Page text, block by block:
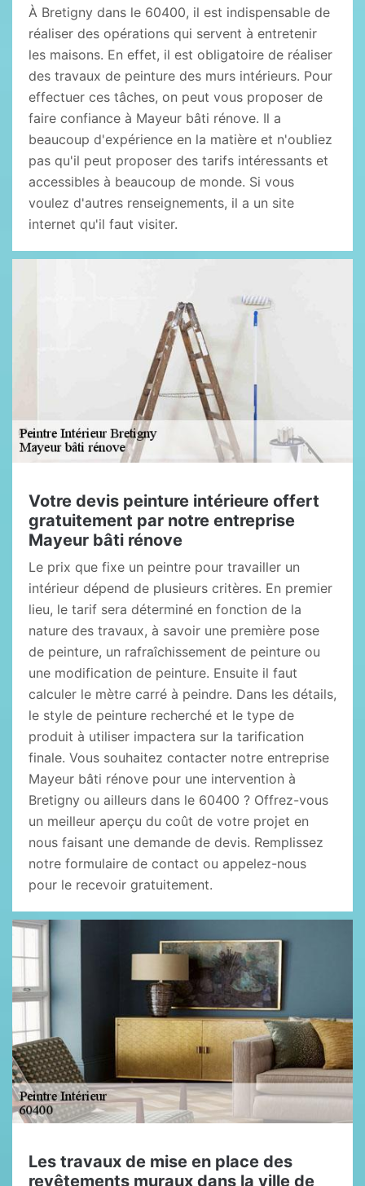
À Bretigny dans le 60400, il est indispensable de
réaliser des opérations qui servent à entretenir
les maisons. En effet, il est obligatoire de réaliser
des travaux de peinture des murs intérieurs. Pour
effectuer ces tâches, on peut vous proposer de
faire confiance à Mayeur bâti rénove. Il a
beaucoup d'expérience en la matière et n'oubliez
pas qu'il peut proposer des tarifs intéressants et
accessibles à beaucoup de monde. Si vous
voulez d'autres renseignements, il a un site
internet qu'il faut visiter.
Votre devis peinture intérieure offert
gratuitement par notre entreprise
Mayeur bâti rénove
Le prix que fixe un peintre pour travailler un
intérieur dépend de plusieurs critères. En premier
lieu, le tarif sera déterminé en fonction de la
nature des travaux, à savoir une première pose
de peinture, un rafraîchissement de peinture ou
une modification de peinture. Ensuite il faut
calculer le mètre carré à peindre. Dans les détails,
le style de peinture recherché et le type de
produit à utiliser impactera sur la tarification
finale. Vous souhaitez contacter notre entreprise
Mayeur bâti rénove pour une intervention à
Bretigny ou ailleurs dans le 60400 ? Offrez-vous
un meilleur aperçu du coût de votre projet en
nous faisant une demande de devis. Remplissez
notre formulaire de contact ou appelez-nous
pour le recevoir gratuitement.
Les travaux de mise en place des
revêtements muraux dans la ville de